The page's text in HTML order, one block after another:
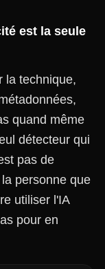
est la seule
la technique,
quand même
détecteur qui
pas de
personne que
utiliser l'IA
pour en